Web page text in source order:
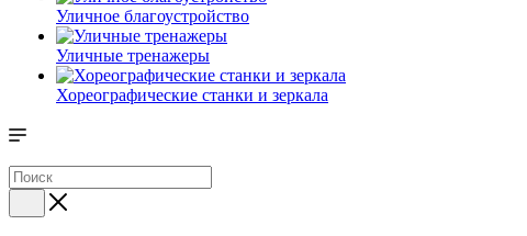
Уличное благоустройство
Уличные тренажеры
Хореографические станки и зеркала